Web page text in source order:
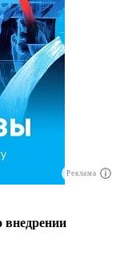
Реклама
внедрении